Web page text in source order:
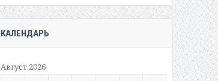
КАЛЕНДАРЬ
Август 2026